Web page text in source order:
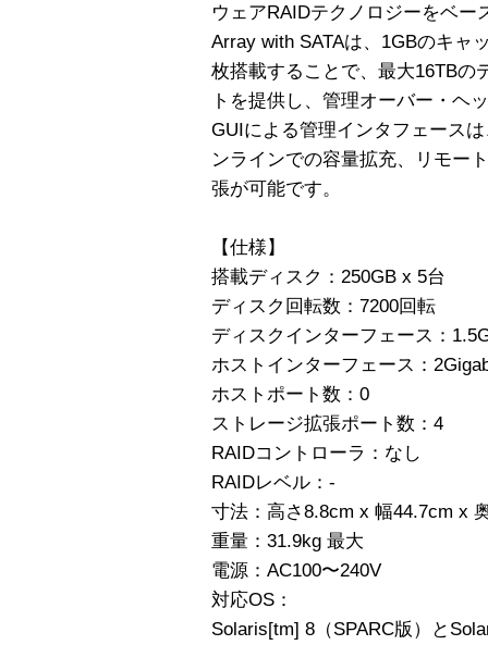
ウェアRAIDテクノロジーをベー
Array with SATAは、1GBのキャ
枚搭載することで、最大16TBの
トを提供し、管理オーバー・ヘ
GUIによる管理インタフェース
ンラインでの容量拡充、リモー
張が可能です。
【仕様】
搭載ディスク：250GB x 5台
ディスク回転数：7200回転
ディスクインターフェース：
ホストインターフェース：
ホストポート数：0
ストレージ拡張ポート数：4
RAIDコントローラ：なし
RAIDレベル：-
寸法：高さ8.8cm x 幅44.7cm x
重量：31.9kg 最大
電源：AC100〜240V
対応OS：
Solaris[tm] 8（SPARC版）と